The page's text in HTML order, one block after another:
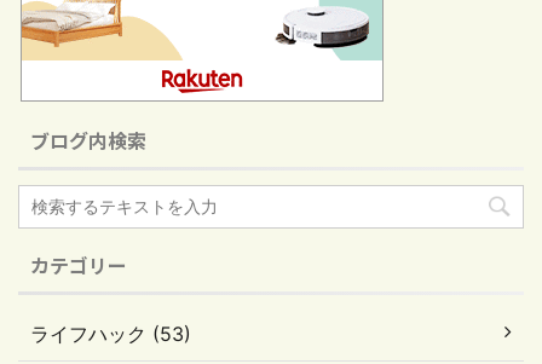
ブログ内検索
カテゴリー
ライフハック (53)